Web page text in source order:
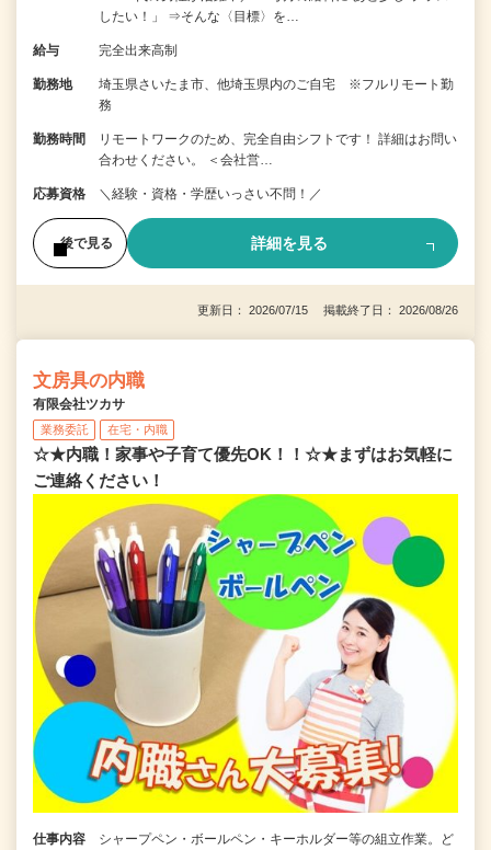
したい！」 ⇒そんな〈目標〉を…
給与 完全出来高制
勤務地
埼玉県さいたま市、他埼玉県内のご自宅 ※フルリモート勤
務
勤務時間
リモートワークのため、完全自由シフトです！ 詳細はお問い
合わせください。 ＜会社営…
応募資格 ＼経験・資格・学歴いっさい不問！／
後で見る 詳細を見る
更新日： 2026/07/15 掲載終了日： 2026/08/26
文房具の内職
有限会社ツカサ
業務委託 在宅・内職
☆★内職！家事や子育て優先OK！！☆★まずはお気軽に
ご連絡ください！
仕事内容
シャープペン・ボールペン・キーホルダー等の組立作業。ど